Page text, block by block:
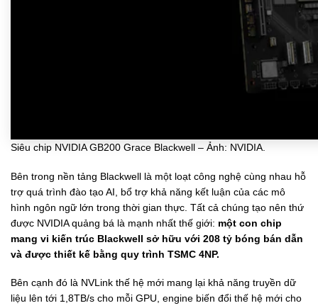
Siêu chip NVIDIA GB200 Grace Blackwell – Ảnh: NVIDIA.
Bên trong nền tảng Blackwell là một loạt công nghệ cùng nhau hỗ
trợ quá trình đào tạo AI, bổ trợ khả năng kết luận của các mô
hình ngôn ngữ lớn trong thời gian thực. Tất cả chúng tạo nên thứ
được NVIDIA quảng bá là mạnh nhất thế giới: một con chip
mang vi kiến trúc Blackwell sở hữu với 208 tỷ bóng bán dẫn
và được thiết kế bằng quy trình TSMC 4NP.
Bên cạnh đó là NVLink thế hệ mới mang lại khả năng truyền dữ
liệu lên tới 1,8TB/s cho mỗi GPU, engine biến đổi thế hệ mới cho